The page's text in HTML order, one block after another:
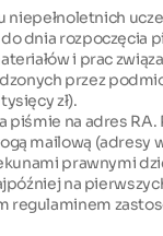
niepełnoletnich
dnia rozpoczęcia
i prac
przez
zł).
piśmie na adres
mailową (adresy
prawnymi
na
regulaminem